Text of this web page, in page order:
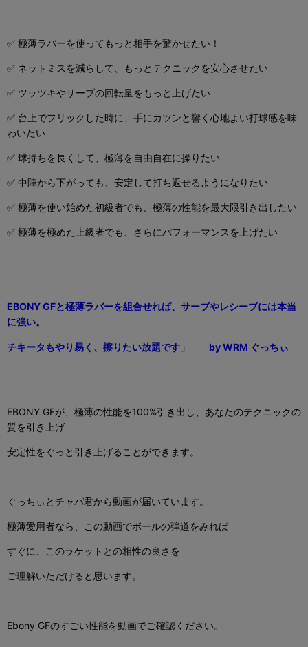
✅ 極薄ラバーを使ってもっと相手を驚かせたい！
✅ ネットミスを減らして、もっとテクニックを安心させたい
✅ ツッツキやサーブの回転量をもっと上げたい
✅ 台上でフリックした時に、手にカツンと響く心地よい打球感を味
わいたい
✅ 球持ちを長くして、極薄を自由自在に操りたい
✅ 中陣から下がっても、安定して打ち返せるようになりたい
✅ 極薄を使い始めた初級者でも、極薄の性能を最大限引き出したい
✅ 極薄を極めた上級者でも、さらにパフォーマンスを上げたい
EBONY GFと極薄ラバーを組合せれば、サーブやレシーブには本当
に強い。
チキータもやり易く、擦りたい放題です」 by WRM ぐっちぃ
EBONY GFが、極薄の性能を100%引き出し、あなたのテクニックの
質を引き上げ
安定性をぐっと引き上げることができます。
ぐっちぃとチャパ君から動画が届いています。
極薄愛用者なら、この動画でボールの弾道をみれば
すぐに、このラケットとの相性の良さを
ご理解いただけると思います。
Ebony GFのすごい性能を動画でご確認ください。